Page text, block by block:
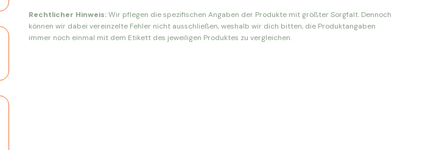
Rechtlicher Hinweis:Wir pflegen die spezifischen Angaben der Produkte mit größter Sorgfalt. Dennoch
können wir dabei vereinzelte Fehler nicht ausschließen, weshalb wir dich bitten, die Produktangaben
immer noch einmal mit dem Etikett des jeweiligen Produktes zu vergleichen.